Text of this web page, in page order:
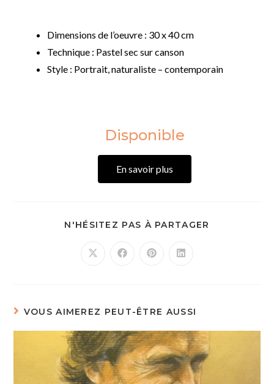
Dimensions de l’oeuvre : 30 x 40 cm
Technique : Pastel sec sur canson
Style : Portrait, naturaliste – contemporain
Disponible
En savoir plus
N'HÉSITEZ PAS À PARTAGER
VOUS AIMEREZ PEUT-ÊTRE AUSSI